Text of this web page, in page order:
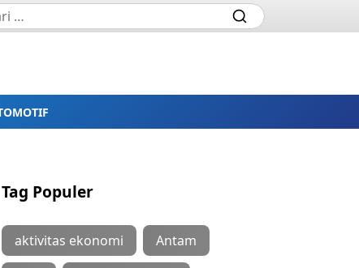
Tag Populer
aktivitas ekonomi Antam